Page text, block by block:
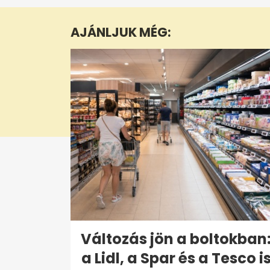
1
56
secondsVolume
0%
AJÁNLJUK MÉG:
Változás jön a boltokban:
a Lidl, a Spar és a Tesco is